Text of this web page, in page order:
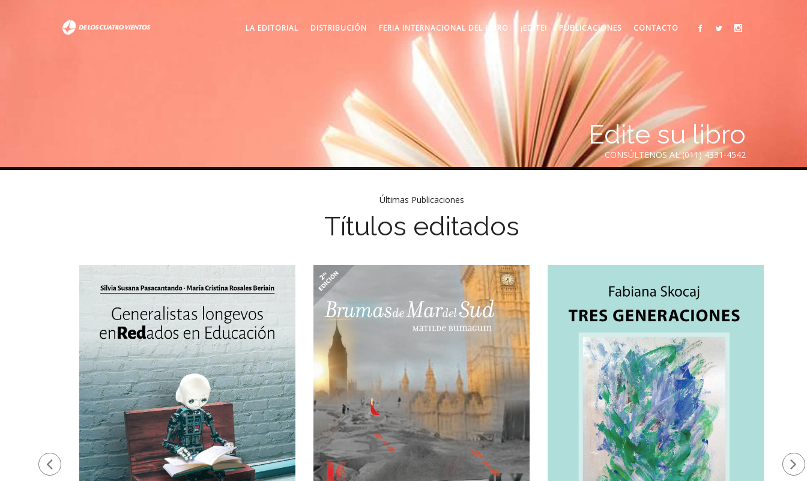
LA EDITORIAL DISTRIBUCIÓN FERIA INTERNACIONAL DEL LIBRO ¡EDITE! PUBLICACIONES CONTACTO
Edite su libro
CONSÚLTENOS AL (011) 4331-4542
Últimas Publicaciones
Títulos editados